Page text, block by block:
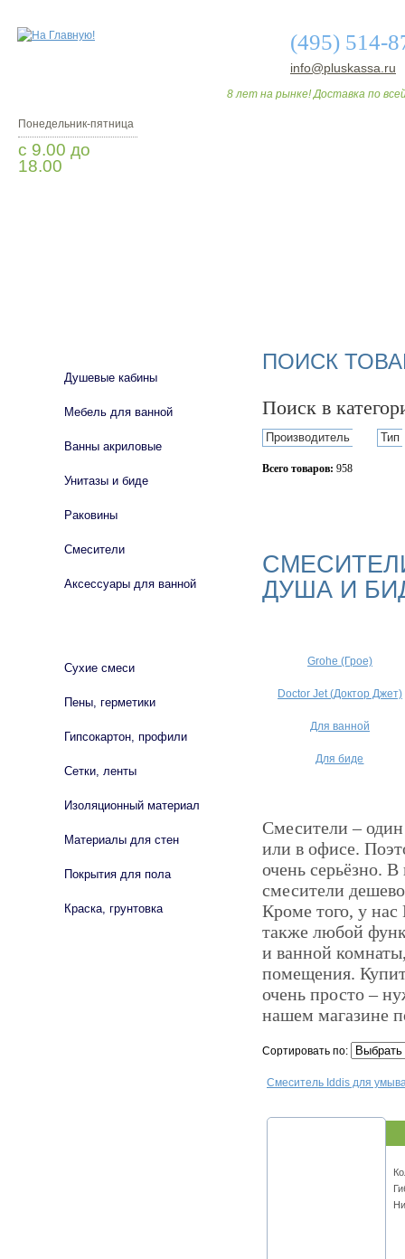
(495) 514-
info@pluskassa.ru
8 лет на рынке! Доставка по
Понедельник-пятница
с 9.00 до
18.00
ПОИСК
Поиск в
Производитель Тип
Всего товаров: 958
ДУША И
Grohe (Грое)
Doctor Jet (Доктор Джет)
Для ванной
Для биде
Смесители –
или в офисе.
очень серьёзно.
смесители
Кроме того, у
также любой
и ванной
помещения.
очень просто –
нашем магазине
Сортировать по:
Смеситель Iddis для
Душевые кабины
Мебель для ванной
Ванны акриловые
Унитазы и биде
Раковины
Смесители
Аксессуары для ванной
Сухие смеси
Пены, герметики
Гипсокартон, профили
Сетки, ленты
Изоляционный материал
Материалы для стен
Покрытия для пола
Краска, грунтовка